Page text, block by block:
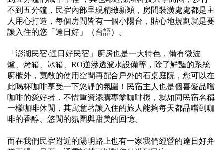
不到五分鐘，民宿內部呈現精緻新穎，房間裝潢處處都是主
人用心打造，每個房間皆有一個小陽台，貼心地規劃就是要
讓入住的您「達日好」（台語）。
「澎湖民宿‧達日好民宿」廚房也是一大特色，備有微波
爐、烤箱、冰箱、RO逆滲透濾水設備等，除了鮮豔的系統
廚櫃外，寬敞的使用空間再配合戶外的石桌庭院，您可以在
此喝杯咖啡享受一下悠靜的氛圍！民宿主人也是個喜愛品嚐
咖啡的愛好者，不惜重資添購專業咖啡機，就如同民宿名稱
一樣咖啡休閒，其寓意著讓入住的旅人能夠每天都品嚐到咖
啡的香醇、悠閒的氛圍與甜美的回憶。
而在我們民宿附近的陽明路上也有一家我們經營的達日好弁